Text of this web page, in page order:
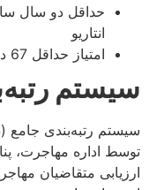
حداقل دو سال
انتاریو
امتیاز حداقل 67 در سیستم رتبه‌بندی جامع (CRS)
سیستم
ارزیابی متقاضیان